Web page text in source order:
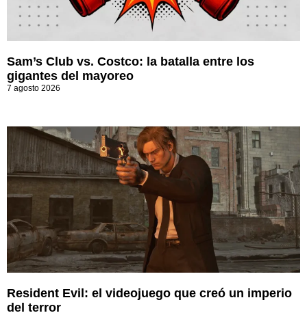
Sam’s Club vs. Costco: la batalla entre los
gigantes del mayoreo
7 agosto 2026
Resident Evil: el videojuego que creó un imperio
del terror